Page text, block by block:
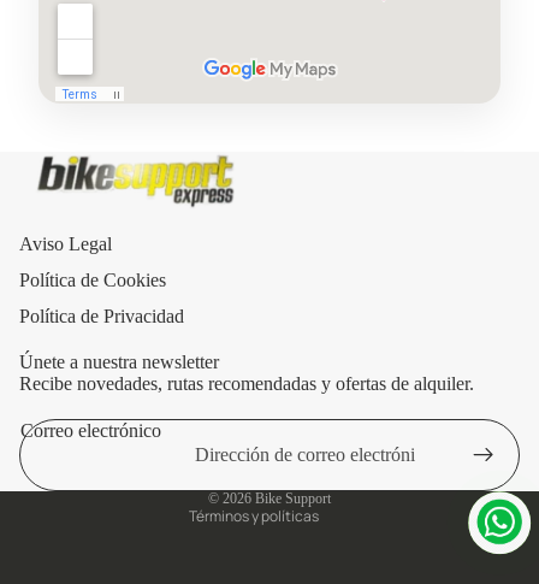
Aviso Legal
Política de Cookies
Política de Privacidad
Únete a nuestra newsletter
Recibe novedades, rutas recomendadas y ofertas de alquiler.
Correo electrónico
© 2026 Bike Support
Términos y políticas
Política de privacidad